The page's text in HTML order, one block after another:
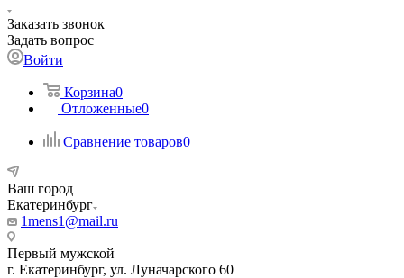
Заказать звонок
Задать вопрос
Войти
Корзина0
Отложенные0
Сравнение товаров0
Ваш город
Екатеринбург
1mens1@mail.ru
Первый мужской
г. Екатеринбург, ул. Луначарского 60